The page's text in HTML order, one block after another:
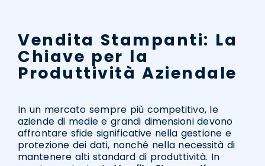
Vendita Stampanti: La
Chiave per la
Produttività Aziendale
In un mercato sempre più competitivo, le
aziende di medie e grandi dimensioni devono
affrontare sfide significative nella gestione e
protezione dei dati, nonché nella necessità di
mantenere alti standard di produttività. In